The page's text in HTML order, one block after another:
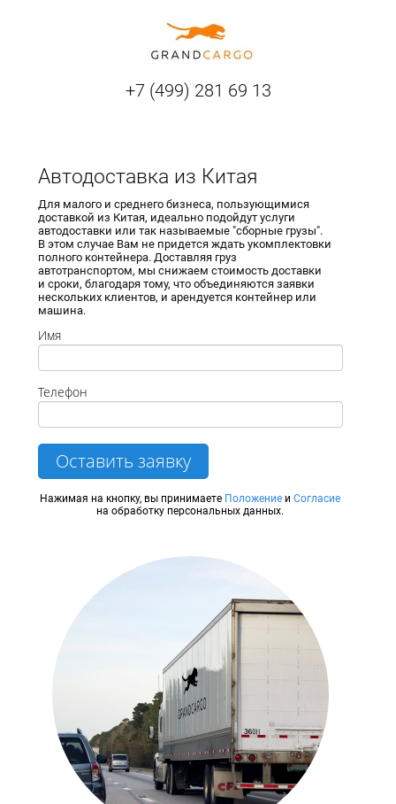
+7 (499) 281 69 13
Автодоставка из Китая
Для малого и среднего бизнеса, пользующимися
доставкой из Китая, идеально подойдут услуги
автодоставки или так называемые "сборные грузы".
В этом случае Вам не придется ждать укомплектовки
полного контейнера. Доставляя груз
автотранспортом, мы снижаем стоимость доставки
и сроки, благодаря тому, что объединяются заявки
нескольких клиентов, и арендуется контейнер или
машина.
Имя
Телефон
Оставить заявку
Нажимая на кнопку, вы принимаете Положение иСогласие
на обработку персональных данных.